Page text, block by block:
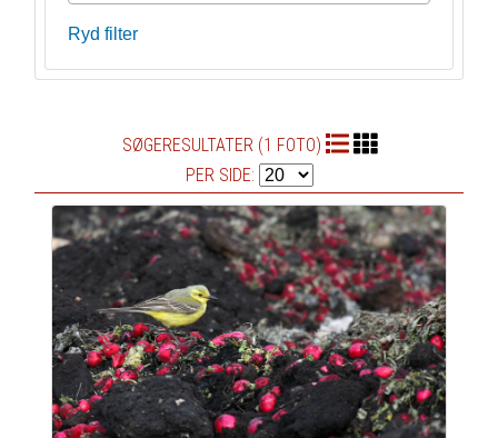
Ryd filter
SØGERESULTATER (1 FOTO)
PER SIDE: